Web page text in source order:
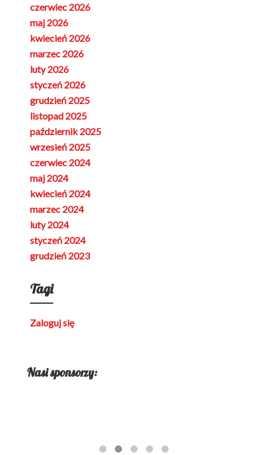
czerwiec 2026
maj 2026
kwiecień 2026
marzec 2026
luty 2026
styczeń 2026
grudzień 2025
listopad 2025
październik 2025
wrzesień 2025
czerwiec 2024
maj 2024
kwiecień 2024
marzec 2024
luty 2024
styczeń 2024
grudzień 2023
Tagi
Zaloguj się
Nasi sponsorzy: